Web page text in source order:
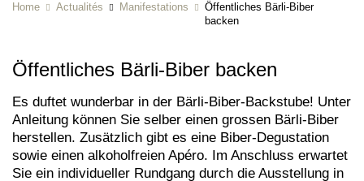
Home Actualités Manifestations
Öffentliches Bärli-Biber
backen
Öffentliches Bärli-Biber backen
Es duftet wunderbar in der Bärli-Biber-Backstube! Unter
Anleitung können Sie selber einen grossen Bärli-Biber
herstellen. Zusätzlich gibt es eine Biber-Degustation
sowie einen alkoholfreien Apéro. Im Anschluss erwartet
Sie ein individueller Rundgang durch die Ausstellung in